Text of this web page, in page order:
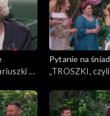
z
Pytanie na
„TROSZKI,
Cembali i
niespodzianka